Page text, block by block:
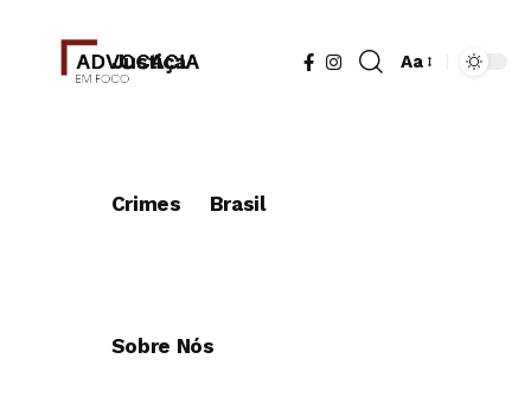
Justiça
Crimes Brasil
Sobre Nós
Aa